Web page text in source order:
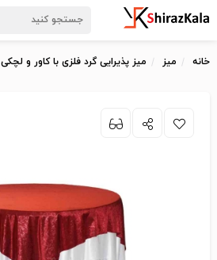
خانه میز میز پذیرایی گرد فلزی با کاور و لچکی